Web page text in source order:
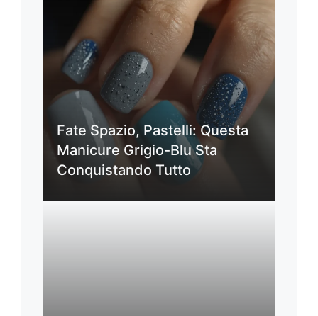
Fate Spazio, Pastelli: Questa
Manicure Grigio-Blu Sta
Conquistando Tutto